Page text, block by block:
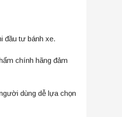
đầu tư bánh xe.
chính hãng đảm
dùng dễ lựa chọn